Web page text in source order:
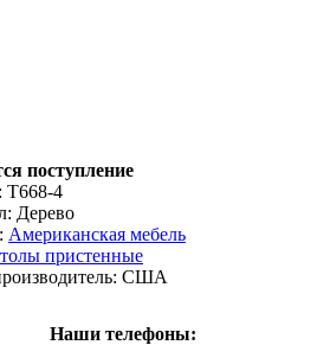
поступление
T668-4
Дерево
Американская мебель
пристенные
США
Наши телефоны: